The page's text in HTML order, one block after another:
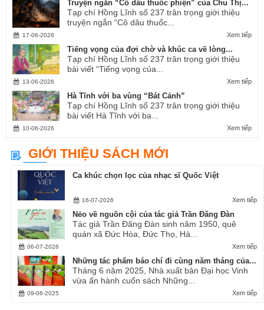
Truyện ngắn “Cô dâu thuốc phiện” của Chu Thị...
Tạp chí Hồng Lĩnh số 237 trân trọng giới thiệu
truyện ngắn “Cô dâu thuốc...
Xem tiếp
17-06-2026
Tiếng vọng của đợi chờ và khúc ca về lòng...
Tạp chí Hồng Lĩnh số 237 trân trọng giới thiệu
bài viết “Tiếng vọng của...
Xem tiếp
13-06-2026
Hà Tĩnh với ba vùng “Bát Cảnh”
Tạp chí Hồng Lĩnh số 237 trân trọng giới thiệu
bài viết Hà Tĩnh với ba...
Xem tiếp
10-06-2026
GIỚI THIỆU SÁCH MỚI
Ca khúc chọn lọc của nhạc sĩ Quốc Việt
Xem tiếp
16-07-2026
Nẻo về nguồn cội của tác giả Trần Đăng Đàn
Tác giả Trần Đăng Đàn sinh năm 1950, quê
quán xã Đức Hòa, Đức Thọ, Hà...
Xem tiếp
06-07-2026
Những tác phẩm báo chí đi cùng năm tháng của...
Tháng 6 năm 2025, Nhà xuất bản Đại học Vinh
vừa ấn hành cuốn sách Những...
Xem tiếp
09-06-2025